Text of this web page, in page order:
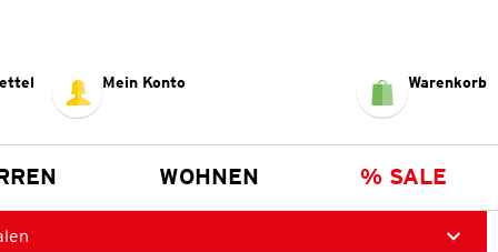
Mein Konto Warenkorb
WOHNEN % SALE